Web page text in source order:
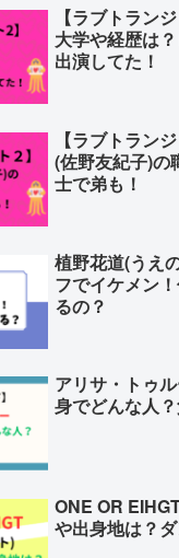
【ラブトラン
大学や経歴は
出演してた！
【ラブトラン
(佐野友紀子)の
士で弟も！
植野花道(うえ
フでイケメン
るの？
アリサ・トゥ
身でどんな人
ONE OR
や出身地は？